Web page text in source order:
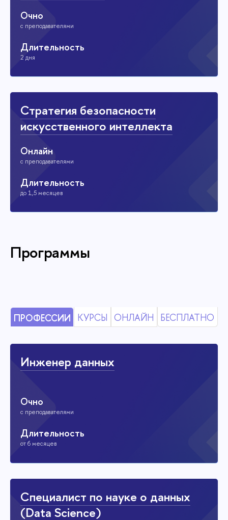
Очно
с преподавателями
Длительность
2 дня
Стратегия безопасности
искусственного интеллекта
Онлайн
с преподавателями
Длительность
до 1,5 месяцев
Программы
ПРОФЕССИИ КУРСЫ ОНЛАЙН БЕСПЛАТНО
Инженер данных
Очно
с преподавателями
Длительность
от 6 месяцев
Специалист по науке о данных
(Data Science)